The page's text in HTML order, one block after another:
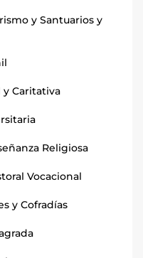
y Santuarios y
y Caritativa
Religiosa
Vocacional
y Cofradías